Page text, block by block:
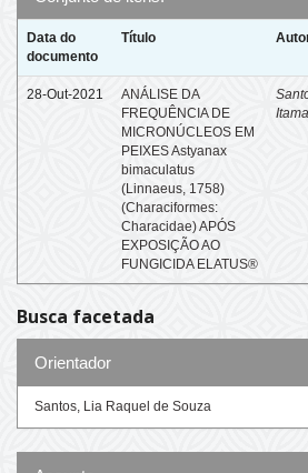
Data do
documento
Título
28-Out-2021
ANÁLISE DA
FREQUÊNCIA DE
MICRONÚCLEOS EM
PEIXES Astyanax
bimaculatus
(Linnaeus, 1758)
(Characiformes:
Characidae) APÓS
EXPOSIÇÃO AO
FUNGICIDA ELATUS®
Busca facetada
Orientador
Santos, Lia Raquel de Souza